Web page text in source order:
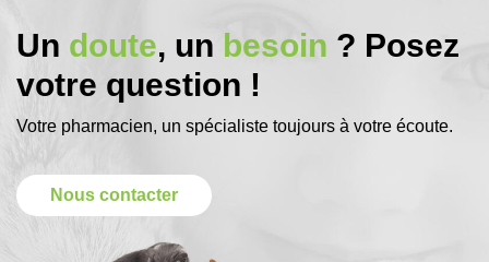
Un doute, un besoin ? Posez
votre question !
Votre pharmacien, un spécialiste toujours à votre écoute.
Nous contacter